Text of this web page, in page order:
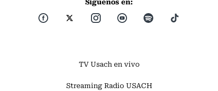
TV Usach en vivo
Streaming Radio USACH